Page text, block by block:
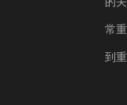
常
到